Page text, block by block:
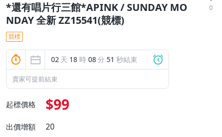
*還有唱片行三館*APINK / SUNDAY MO
NDAY 全新 ZZ15541(競標)
0
競標
02 天 18 時 08分 50 秒結束
賣家可提前結束
起標價格 $99
出價增額 20